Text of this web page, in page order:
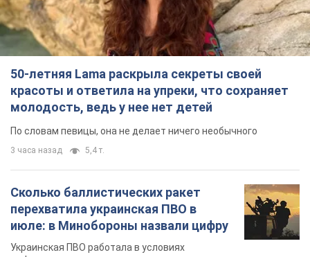
50-летняя Lama раскрыла секреты своей
красоты и ответила на упреки, что сохраняет
молодость, ведь у нее нет детей
По словам певицы, она не делает ничего необычного
3 часа назад 5,4 т.
Сколько баллистических ракет
перехватила украинская ПВО в
июле: в Минобороны назвали цифру
Украинская ПВО работала в условиях